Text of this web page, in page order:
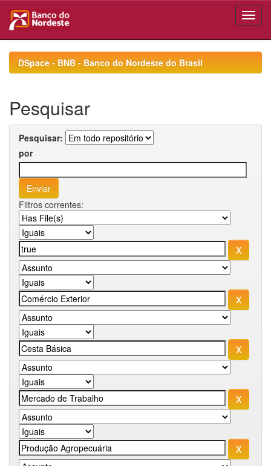
navigationDSpace - BNB - Banco do Nordeste do Brasil
Pesquisar
Pesquisar:
por
Filtros correntes: